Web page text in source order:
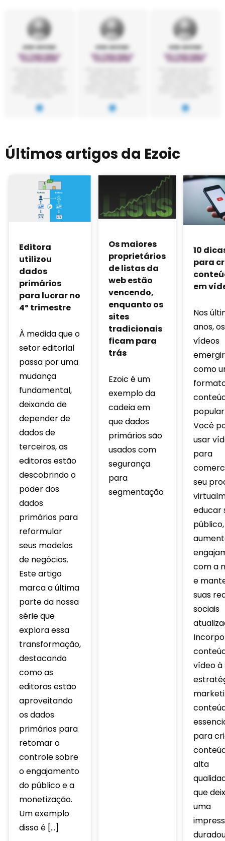
Últimos artigos da Ezoic
Editora
utilizou
dados
primários
para lucrar no
4º trimestre
À medida que o
setor editorial
passa por uma
mudança
fundamental,
deixando de
depender de
dados de
terceiros, as
editoras estão
descobrindo o
poder dos
dados
primários para
reformular
seus modelos
de negócios.
Este artigo
marca a última
parte da nossa
série que
explora essa
transformação,
destacando
como as
editoras estão
aproveitando
os dados
primários para
retomar o
controle sobre
o engajamento
do público e a
monetização.
Um exemplo
disso é […]
Os maiores
proprietários
de listas da
web estão
vencendo,
enquanto os
sites
tradicionais
ficam para
trás
Ezoic é um
exemplo da
cadeia em
que dados
primários são
usados ​​com
segurança
para
segmentação
10
para
em
Nos
anos, os
vídeos
como
Você
usar
para
seu
educar
público,
com a
e
suas
sociais
vídeo à
para
alta
que
uma